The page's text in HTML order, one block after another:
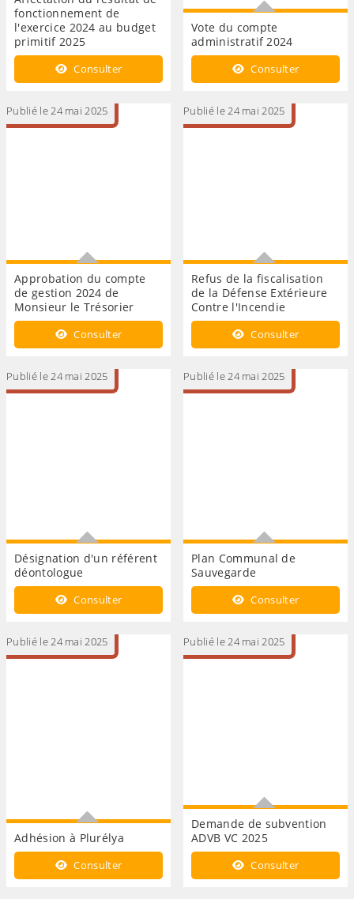
fonctionnement de
l'exercice 2024 au budget
primitif 2025
Affectation du résultat de
fonctionnement de
primitif 2025
Consulter
Vote du compte
administratif 2024
Vote du compte
administratif 2024
Consulter
Publié le 24 mai 2025
Approbation du compte
de gestion 2024 de
Monsieur le Trésorier
Approbation du compte de
gestion 2024 de Monsieur
Consulter
Publié le 24 mai 2025
Refus de la fiscalisation
de la Défense Extérieure
Contre l'Incendie
Refus de la fiscalisation de
la Défense Extérieure
Consulter
Publié le 24 mai 2025
Désignation d'un référent
déontologue
Désignation d'un référent
déontologue
Consulter
Publié le 24 mai 2025
Plan Communal de
Sauvegarde
Plan Communal de
Sauvegarde
Consulter
Publié le 24 mai 2025
Adhésion à Plurélya
Adhésion à Plurélya
Consulter
Publié le 24 mai 2025
Demande de subvention
ADVB VC 2025
Demande de subvention
ADVB VC 2025
Consulter